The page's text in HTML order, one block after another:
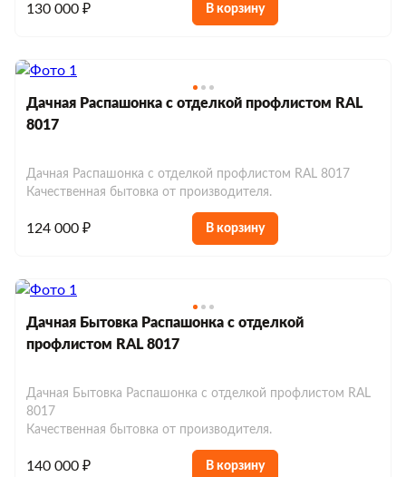
130 000 ₽ В корзину
Дачная Распашонка с отделкой профлистом RAL
8017
Дачная Распашонка с отделкой профлистом RAL 8017
Качественная бытовка от производителя.
124 000 ₽ В корзину
Дачная Бытовка Распашонка с отделкой
профлистом RAL 8017
Дачная Бытовка Распашонка с отделкой профлистом RAL
8017
Качественная бытовка от производителя.
140 000 ₽ В корзину